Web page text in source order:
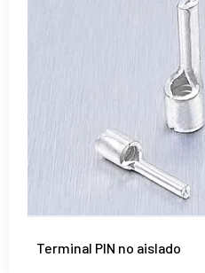
Terminal PIN no aislado